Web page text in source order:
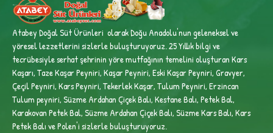
Atabey Doğal Süt Ürünleri olarak Doğu Anadolu'nun geleneksel ve
yöresel lezzetlerini sizlerle buluşturuyoruz. 25 Yıllık bilgi ve
tecrübesiyleserhat şehrinin yöre mutfağının temelini oluşturan Kars
Kaşarı, Taze Kaşar Peyniri, Kaşar Peyniri, Eski Kaşar Peyniri, Gravyer,
Çeçil Peyniri, Kars Peyniri, Tekerlek Kaşar, Tulum Peyniri, Erzincan
Tulum peyniri,Süzme Ardahan Çiçek Balı, Kestane Balı, Petek Bal,
Karakovan Petek Bal, Süzme Ardahan Çiçek Balı, Süzme Kars Balı, Kars
Petek Balı ve Polen'i sizlerle buluşturuyoruz.